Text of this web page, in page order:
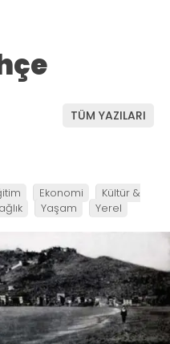
TÜM YAZILARI
Ekonomi
Kültür &
Yaşam Yerel